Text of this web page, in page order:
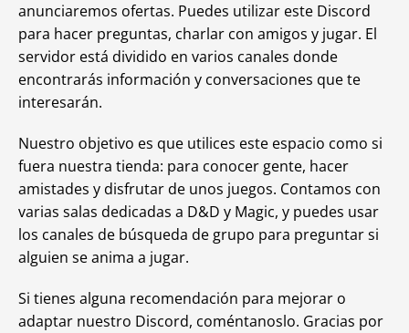
anunciaremos ofertas. Puedes utilizar este Discord
para hacer preguntas, charlar con amigos y jugar. El
servidor está dividido en varios canales donde
encontrarás información y conversaciones que te
interesarán.
Nuestro objetivo es que utilices este espacio como si
fuera nuestra tienda: para conocer gente, hacer
amistades y disfrutar de unos juegos. Contamos con
varias salas dedicadas a D&D y Magic, y puedes usar
los canales de búsqueda de grupo para preguntar si
alguien se anima a jugar.
Si tienes alguna recomendación para mejorar o
adaptar nuestro Discord, coméntanoslo. Gracias por